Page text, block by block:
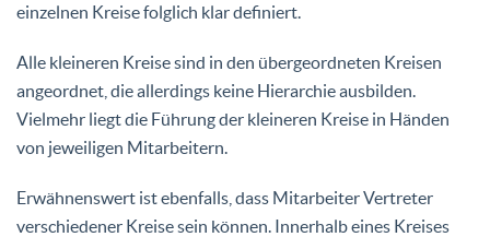
einzelnen Kreise folglich klar definiert.
Alle kleineren Kreise sind in den übergeordneten Kreisen
angeordnet, die allerdings keine Hierarchie ausbilden.
Vielmehr liegt die Führung der kleineren Kreise in Händen
von jeweiligen Mitarbeitern.
Erwähnenswert ist ebenfalls, dass Mitarbeiter Vertreter
verschiedener Kreise sein können. Innerhalb eines Kreises